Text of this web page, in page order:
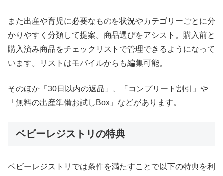
また出産や育児に必要なものを状況やカテゴリーごとに分
かりやすく分類して提案。商品選びをアシスト。購入前と
購入済み商品をチェックリストで管理できるようになって
います。リストはモバイルからも編集可能。
そのほか「30日以内の返品」、「コンプリート割引」や
「無料の出産準備お試しBox」などがあります。
ベビーレジストリの特典
ベビーレジストリでは条件を満たすことで以下の特典を利